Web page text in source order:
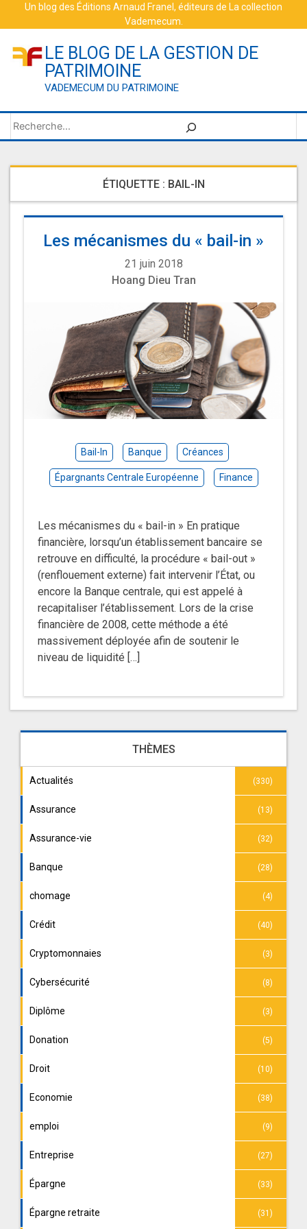
Un blog des Éditions Arnaud Franel , éditeurs de La collection
Vademecum
LE BLOG DE LA GESTION DE
PATRIMOINE
VADEMECUM DU PATRIMOINE
Rechercher
ÉTIQUETTE : BAIL-IN
Les mécanismes du « bail-in »
21 juin 2018
Hoang Dieu Tran
Bail-In Banque Créances
Épargnants Centrale Européenne Finance
Les mécanismes du « bail-in » En pratique
financière, lorsqu’un établissement bancaire se
retrouve en difficulté, la procédure « bail-out »
(renflouement externe) fait intervenir l’État, ou
encore la Banque centrale, qui est appelé à
recapitaliser l’établissement. Lors de la crise
financière de 2008, cette méthode a été
massivement déployée afin de soutenir le
niveau de liquidité […]
THÈMES
Actualités (330)
Assurance (13)
Assurance-vie (32)
Banque (28)
chomage (4)
Crédit (40)
Cryptomonnaies (3)
Cybersécurité (8)
Diplôme (3)
Donation (5)
Droit (10)
Economie (38)
emploi (9)
Entreprise (27)
Épargne (33)
Épargne retraite (31)